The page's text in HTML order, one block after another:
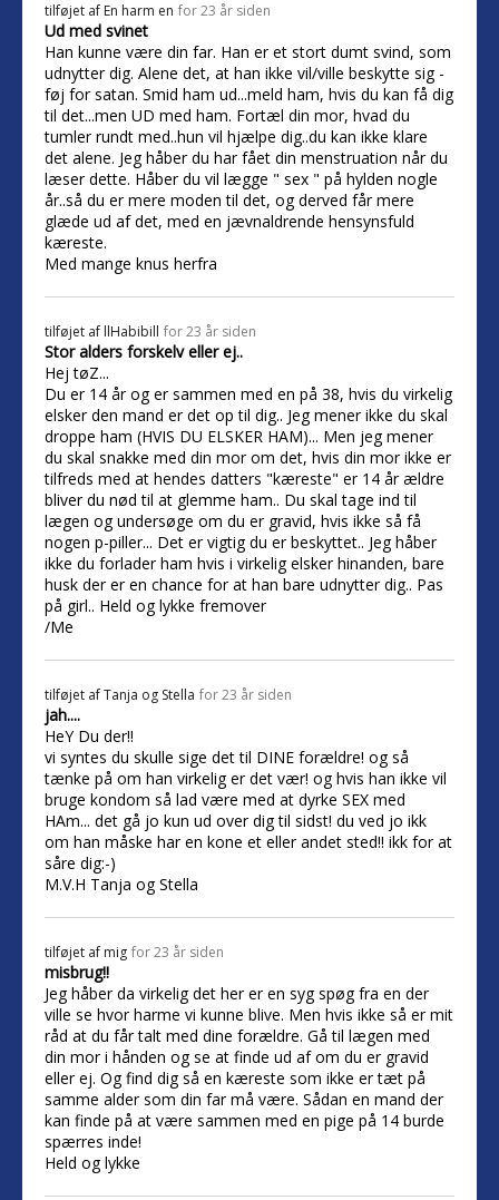
tilføjet af En harm en for 23 år siden
Ud med svinet
Han kunne være din far. Han er et stort dumt svind, som
udnytter dig. Alene det, at han ikke vil/ville beskytte sig -
føj for satan. Smid ham ud...meld ham, hvis du kan få dig
til det...men UD med ham. Fortæl din mor, hvad du
tumler rundt med..hun vil hjælpe dig..du kan ikke klare
det alene. Jeg håber du har fået din menstruation når du
læser dette. Håber du vil lægge " sex " på hylden nogle
år..så du er mere moden til det, og derved får mere
glæde ud af det, med en jævnaldrende hensynsfuld
kæreste.
Med mange knus herfra
tilføjet af llHabibill for 23 år siden
Stor alders forskelv eller ej..
Hej tøZ...
Du er 14 år og er sammen med en på 38, hvis du virkelig
elsker den mand er det op til dig.. Jeg mener ikke du skal
droppe ham (HVIS DU ELSKER HAM)... Men jeg mener
du skal snakke med din mor om det, hvis din mor ikke er
tilfreds med at hendes datters "kæreste" er 14 år ældre
bliver du nød til at glemme ham.. Du skal tage ind til
lægen og undersøge om du er gravid, hvis ikke så få
nogen p-piller... Det er vigtig du er beskyttet.. Jeg håber
ikke du forlader ham hvis i virkelig elsker hinanden, bare
husk der er en chance for at han bare udnytter dig.. Pas
på girl.. Held og lykke fremover
/Me
tilføjet afTanja og Stella for 23 år siden
jah....
HeY Du der!!
vi syntes du skulle sige det til DINE forældre! og så
tænke på om han virkelig er det vær! og hvis han ikke vil
bruge kondom så lad være med at dyrke SEX med
HAm... det gå jo kun ud over dig til sidst! du ved jo ikk
om han måske har en kone et eller andet sted!! ikk for at
såre dig:-)
M.V.H Tanja og Stella
tilføjet af mig for 23 år siden
misbrug!!
Jeg håber da virkelig det her er en syg spøg fra en der
ville se hvor harme vi kunne blive. Men hvis ikke så er mit
råd at du får talt med dine forældre. Gå til lægen med
din mor i hånden og se at finde ud af om du er gravid
eller ej. Og find dig så en kæreste som ikke er tæt på
samme alder som din far må være. Sådan en mand der
kan finde på at være sammen med en pige på 14 burde
spærres inde!
Held og lykke